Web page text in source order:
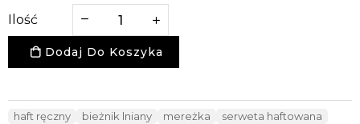
Ilość
Dodaj Do Koszyka
haft ręczny bieżnik lniany mereżka
serweta haftowana